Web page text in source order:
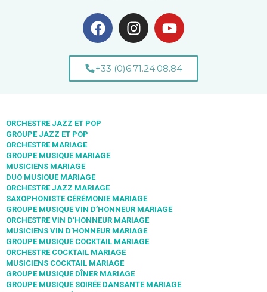
+33 (0)6.71.24.08.84
ORCHESTRE JAZZ ET POP
GROUPE JAZZ ET POP
ORCHESTRE MARIAGE
GROUPE MUSIQUE MARIAGE
MUSICIENS MARIAGE
DUO MUSIQUE MARIAGE
ORCHESTRE JAZZ MARIAGE
SAXOPHONISTE CÉRÉMONIE MARIAGE
GROUPE MUSIQUE VIN D’HONNEUR MARIAGE
ORCHESTRE VIN D’HONNEUR MARIAGE
MUSICIENS VIN D’HONNEUR MARIAGE
GROUPE MUSIQUE COCKTAIL MARIAGE
ORCHESTRE COCKTAIL MARIAGE
MUSICIENS COCKTAIL MARIAGE
GROUPE MUSIQUE DÎNER MARIAGE
GROUPE MUSIQUE SOIRÉE DANSANTE MARIAGE